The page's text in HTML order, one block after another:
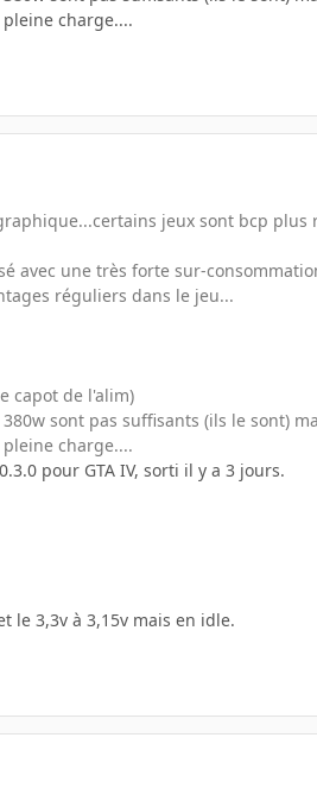
charge....
jeux sont bcp
avec une très forte sur-
réguliers dans le jeu...
capot de l'alim)
sont pas suffisants (ils le sont)
charge....
pour GTA IV, sorti il y a 3 jours.
le 3,3v à 3,15v mais en idle.